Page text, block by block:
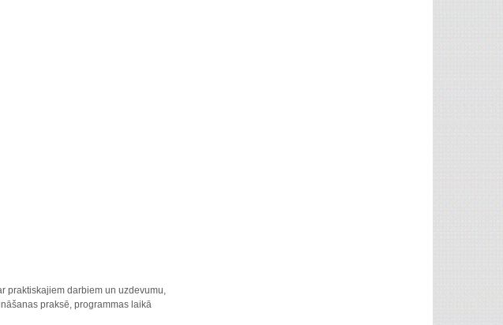
praktiskajiem darbiem un uzdevumu,
praksē, programmas laikā